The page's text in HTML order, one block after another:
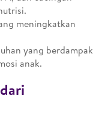
meningkatkan
yang berdampak
anak.